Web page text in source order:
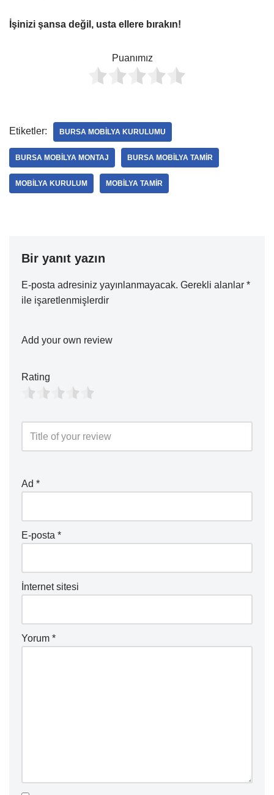
İşinizi şansa değil, usta ellere bırakın!
Puanımız
Etiketler: BURSA MOBILYA KURULUMU
BURSA MOBILYA MONTAJ BURSA MOBILYA TAMIR
MOBILYA KURULUM MOBILYA TAMIR
Bir yanıt yazın
E-posta adresiniz yayınlanmayacak. Gerekli alanlar *
ile işaretlenmişlerdir
Add your own review
Rating
Ad *
E-posta *
İnternet sitesi
Yorum *